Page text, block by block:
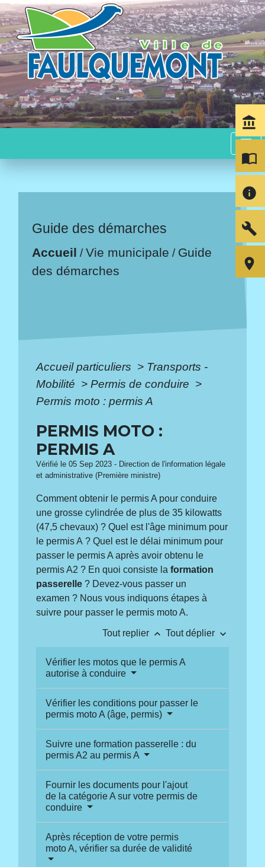
menu
Guide des démarches
Accueil /Vie municipale / Guide
des démarches
Accueil particuliers > Transports -
Mobilité > Permis de conduire >
Permis moto : permis A
PERMIS MOTO :
PERMIS A
Vérifié le 05 Sep 2023 - Direction de l'information légale
et administrative (Première ministre)
Comment obtenir le permis A pour conduire
une grosse cylindrée de plus de 35 kilowatts
(47,5 chevaux) ? Quel est l'âge minimum pour
le permis A ? Quel est le délai minimum pour
passer le permis A après avoir obtenu le
permis A2 ? En quoi consiste laformation
passerelle ? Devez-vous passer un
examen ? Nous vous indiquons étapes à
suivre pour passer le permis moto A.
Tout replier keyboard_arrow_up Tout déplier keyboard_arrow_down
Vérifier les motos que le permis A
autorise à conduire
Vérifier les conditions pour passer le
permis moto A (âge, permis)
Suivre une formation passerelle : du
permis A2 au permis A
Fournir les documents pour l'ajout
de la catégorie A sur votre permis de
conduire
Après réception de votre permis
moto A, vérifier sa durée de validité
account_balance
import_contacts
info
build
room